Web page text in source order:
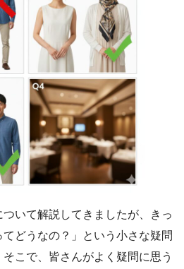
いて解説してきましたが、きっ
どうなの？」という小さな疑問
こで、皆さんがよく疑問に思う